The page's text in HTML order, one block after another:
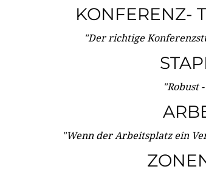
KONFERENZ-
"Der richtige
"Robust
"Wenn der Arbeitsplatz ein